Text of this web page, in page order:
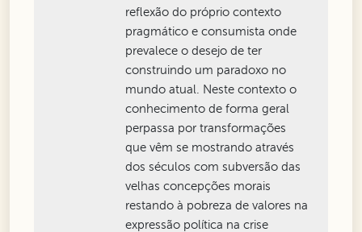
reflexão do próprio contexto
pragmático e consumista onde
prevalece o desejo de ter
construindo um paradoxo no
mundo atual. Neste contexto o
conhecimento de forma geral
perpassa por transformações
que vêm se mostrando através
dos séculos com subversão das
velhas concepções morais
restando à pobreza de valores na
expressão política na crise